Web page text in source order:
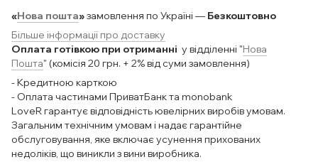
«Нова пошта»замовлення по Україні — Безкоштовно
Більше інформації про доставку
Оплата готівкою при отриманні у відділенні "Нова
Пошта" (комісія 20 грн. + 2% від суми замовлення)
- Кредитною карткою
- Оплата частинами ПриватБанк та monobank
LoveR гарантує відповідність ювелірних виробів умовам.
Загальним технічним умовам і надає гарантійне
обслуговування, яке включає усунення прихованих
недоліків, що виникли з вини виробника.